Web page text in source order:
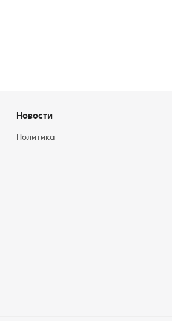
Новости
Политика